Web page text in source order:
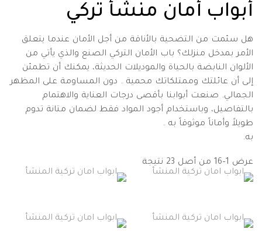
أبواب أمان منشأ تركي
هل سئمت من التضحية بالأناقة من أجل الأمان عندما يتعلق
الأمر بمدخل منزلك؟ باب الأمان التركي الصنع والذي يأتي من
الألوان النابضة بالحياة والموديلات الحديثة، يمكنك أن تطمئن
إلى أن عائلتك وممتلكاتك محمية . دون المساومة على المظهر
الجمالي. صنعت أبوابنا بأقصى درجات العناية والاهتمام
بالتفاصيل، وباستخدام أجود المواد فقط لضمان متانة تدوم
طويلاً وأماناً موثوقاً به .
به.
عرض 1–16 من أصل 23 نتيجة